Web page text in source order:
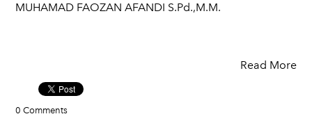
MUHAMAD FAOZAN AFANDI S.Pd.,M.M.
Read More
0 Comments